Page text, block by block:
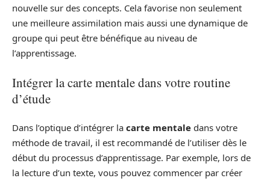
nouvelle sur des concepts. Cela favorise non seulement
une meilleure assimilation mais aussi une dynamique de
groupe qui peut être bénéfique au niveau de
l’apprentissage.
Intégrer la carte mentale dans votre routine
d’étude
Dans l’optique d’intégrer la carte mentale dans votre
méthode de travail, il est recommandé de l’utiliser dès le
début du processus d’apprentissage. Par exemple, lors de
la lecture d’un texte, vous pouvez commencer par créer